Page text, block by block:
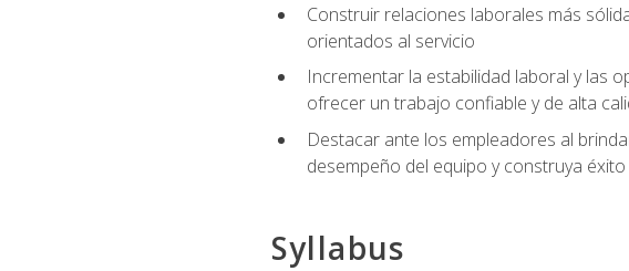
Construir relaciones laborales más
orientados al servicio
Incrementar la estabilidad laboral y las
ofrecer un trabajo confiable y de alta
Destacar ante los empleadores al
desempeño del equipo y construya
Syllabus